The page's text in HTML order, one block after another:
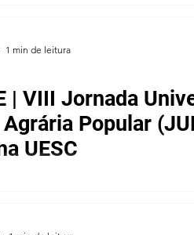
| VIII Jornada
UESC
1 min de leitura